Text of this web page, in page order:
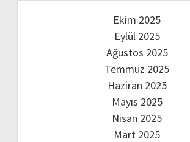
Ekim 2025
Eylül 2025
Ağustos 2025
Temmuz 2025
Haziran 2025
Mayıs 2025
Nisan 2025
Mart 2025